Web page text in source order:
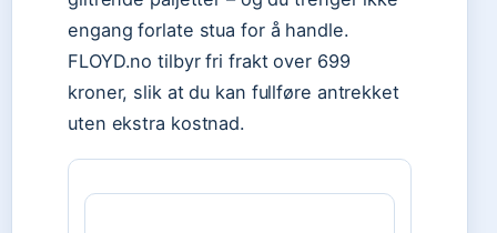
engang forlate stua for å handle.
FLOYD.no tilbyr fri frakt over 699
kroner, slik at du kan fullføre antrekket
uten ekstra kostnad.